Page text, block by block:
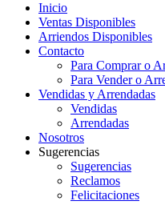
Inicio
Ventas Disponibles
Arriendos Disponibles
Contacto
Para Comprar o
Para Vender o
Vendidas y Arrendadas
Vendidas
Arrendadas
Nosotros
Sugerencias
Sugerencias
Reclamos
Felicitaciones